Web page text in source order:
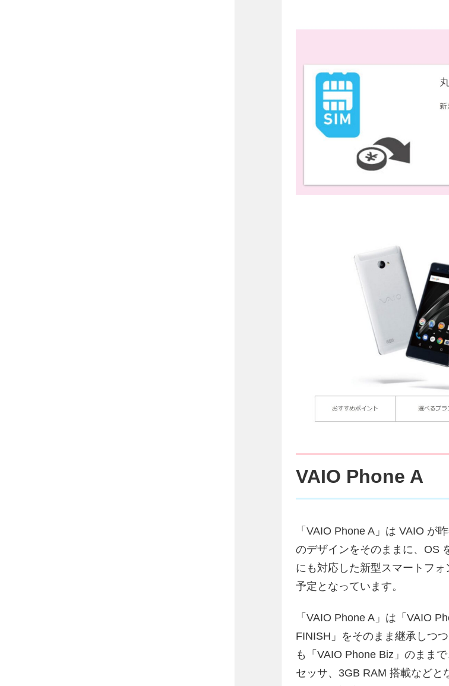
VAIO Phone A
「VAIO Phone A」は VAIO が
のデザインをそのままに、OS
にも対応した新型スマートフ
予定となっています。
「VAIO Phone A」は「VAIO
FINISH」をそのまま継承しつ
も「VAIO Phone Biz」のまま
セッサ、3GB RAM 搭載などと